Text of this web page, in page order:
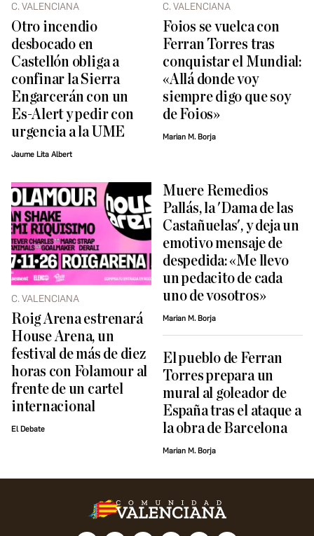
C. VALENCIANA
Otro incendio
desbocado en
Castellón obliga a
confinar la Sierra
Engarcerán con un
Es-Alert y pedir con
urgencia a la UME
Jaume Lita Albert
C. VALENCIANA
Foios se vuelca con
Ferran Torres tras
conquistar el Mundial:
«Allá donde voy
siempre digo que soy
de Foios»
Marian M. Borja
C. VALENCIANA
Roig Arena estrenará
House Arena, un
festival de más de diez
horas con Folamour al
frente de un cartel
internacional
El Debate
Muere Remedios
Pallás, la 'Dama de las
Castañuelas', y deja un
emotivo mensaje de
despedida: «Me llevo
un pedacito de cada
uno de vosotros»
Marian M. Borja
El pueblo de Ferran
Torres prepara un
mural al goleador de
España tras el ataque a
la obra de Barcelona
Marian M. Borja